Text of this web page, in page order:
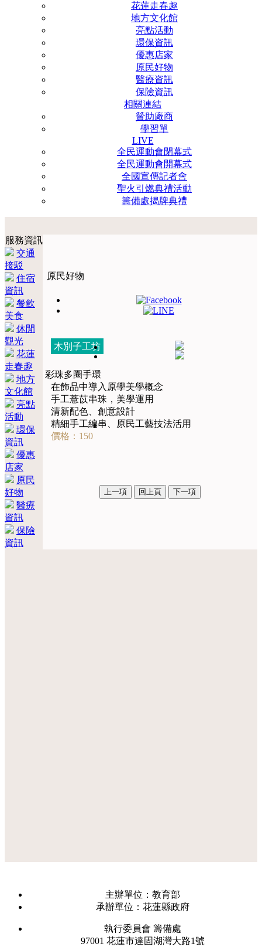
花蓮走春趣
地方文化館
亮點活動
環保資訊
優惠店家
原民好物
醫療資訊
保險資訊
相關連結
贊助廠商
學習單
LIVE
全民運動會閉幕式
全民運動會開幕式
全國宣傳記者會
聖火引燃典禮活動
籌備處揭牌典禮
服務資訊
交通
接駁
住宿
資訊
餐飲
美食
休閒
觀光
花蓮
走春趣
地方
文化館
亮點
活動
環保
資訊
優惠
店家
原民
好物
醫療
資訊
保險
資訊
原民好物
木別子工坊
彩珠多圈手環
在飾品中導入原學美學概念
手工薏苡串珠，美學運用
清新配色、創意設計
精細手工編串、原民工藝技法活用
價格：150
主辦單位：教育部
承辦單位：花蓮縣政府
執行委員會 籌備處
97001 花蓮市達固湖灣大路1號